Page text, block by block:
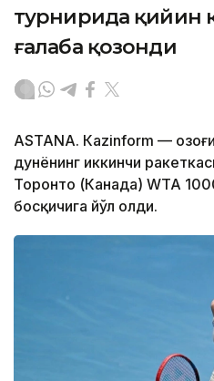
турнирида қийин
ғалаба қозонди
ASTANА. Кazinform —
дунёнинг иккинчи
Торонто (Канада) WТА
босқичига йўл олди.